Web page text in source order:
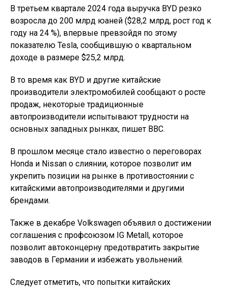
В третьем квартале 2024 года выручка BYD резко
возросла до 200 млрд юаней ($28,2 млрд, рост год к
году на 24 %), впервые превзойдя по этому
показателю Tesla, сообщившую о квартальном
доходе в размере $25,2 млрд.
В то время как BYD и другие китайские
производители электромобилей сообщают о росте
продаж, некоторые традиционные
автопроизводители испытывают трудности на
основных западных рынках, пишет BBC.
В прошлом месяце стало известно о переговорах
Honda и Nissan о слиянии, которое позволит им
укрепить позиции на рынке в противостоянии с
китайскими автопроизводителями и другими
брендами.
Также в декабре Volkswagen объявил о достижении
соглашения с профсоюзом IG Metall, которое
позволит автоконцерну предотвратить закрытие
заводов в Германии и избежать увольнений.
Следует отметить, что попытки китайских